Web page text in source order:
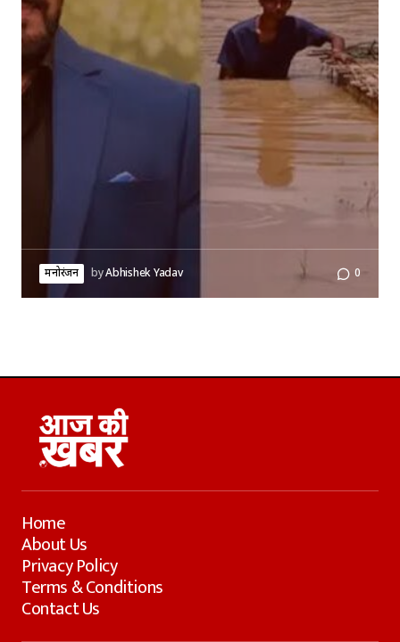
मनोरंजन byAbhishek Yadav 0
Home
About Us
Privacy Policy
Terms & Conditions
Contact Us